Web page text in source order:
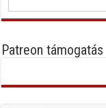
Patreon támogatás